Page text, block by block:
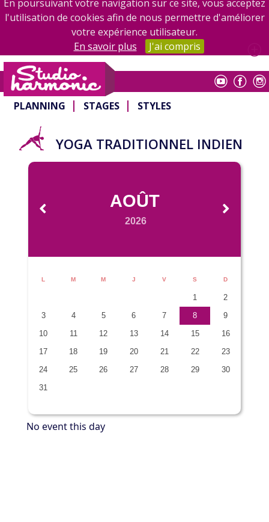
En poursuivant votre navigation sur ce site, vous acceptez
l'utilisation de cookies afin de nous permettre d'améliorer
votre expérience utilisateur.
En savoir plus
J'ai compris
Studio Harmonic
PLANNING STAGES STYLES
YOGA TRADITIONNEL INDIEN